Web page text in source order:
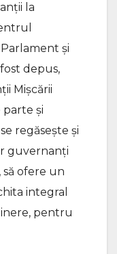
la
și
depus,
Mișcării
și
regăsește și
guvernanți
să ofere un
integral
pentru